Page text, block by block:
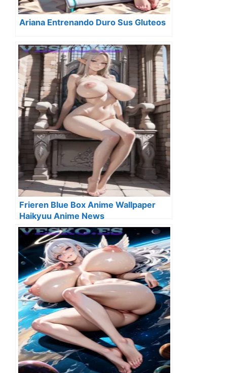
Ariana Entrenando Duro Sus Gluteos
Frieren Blue Box Anime Wallpaper
Haikyuu Anime News